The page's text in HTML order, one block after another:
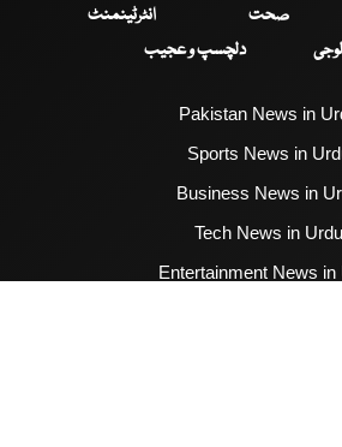
صحت
انٹرٹینمنٹ
دلچسپ و عجیب
Pakistan News in
Sports News in
Business News in
Tech News in Urdu
Entertainment News in